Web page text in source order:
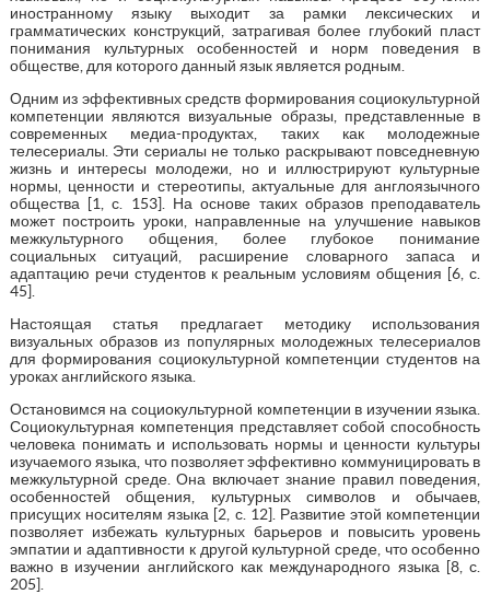
иностранному языку выходит за рамки лексических и
грамматических конструкций, затрагивая более глубокий пласт
понимания культурных особенностей и норм поведения в
обществе, для которого данный язык является родным.
Одним из эффективных средств формирования социокультурной
компетенции являются визуальные образы, представленные в
современных медиа-продуктах, таких как молодежные
телесериалы. Эти сериалы не только раскрывают повседневную
жизнь и интересы молодежи, но и иллюстрируют культурные
нормы, ценности и стереотипы, актуальные для англоязычного
общества [1, с. 153]. На основе таких образов преподаватель
может построить уроки, направленные на улучшение навыков
межкультурного общения, более глубокое понимание
социальных ситуаций, расширение словарного запаса и
адаптацию речи студентов к реальным условиям общения [6, с.
45].
Настоящая статья предлагает методику использования
визуальных образов из популярных молодежных телесериалов
для формирования социокультурной компетенции студентов на
уроках английского языка.
Остановимся на социокультурной компетенции в изучении языка.
Социокультурная компетенция представляет собой способность
человека понимать и использовать нормы и ценности культуры
изучаемого языка, что позволяет эффективно коммуницировать в
межкультурной среде. Она включает знание правил поведения,
особенностей общения, культурных символов и обычаев,
присущих носителям языка [2, с. 12]. Развитие этой компетенции
позволяет избежать культурных барьеров и повысить уровень
эмпатии и адаптивности к другой культурной среде, что особенно
важно в изучении английского как международного языка [8, с.
205].